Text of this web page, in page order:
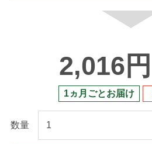
2,016円
1ヵ月ごとお届け
数量